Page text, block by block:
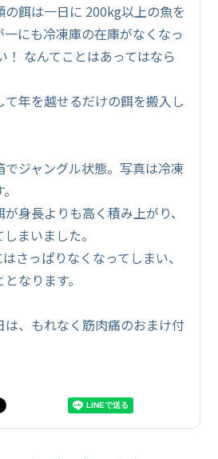
の餌は一日に 200kg以上の魚を
にも冷凍庫の在庫がなくなっ
！ なんてことはあってはなら
て年を越せるだけの餌を搬入し
ジャングル状態。写真は冷凍
身長よりも高く積み上がり、
まいました。
さっぱりなくなってしまい、
なります。
は、もれなく筋肉痛のおまけ付